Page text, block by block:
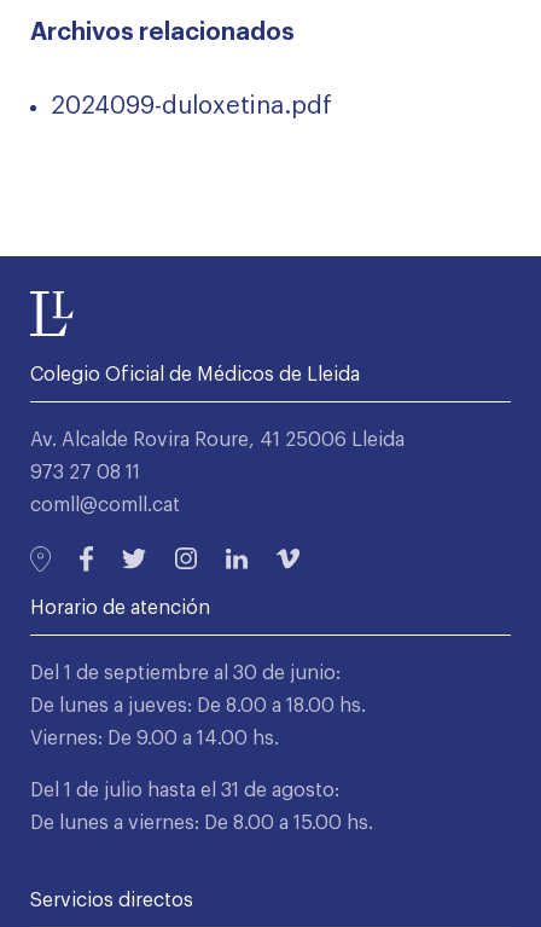
Archivos relacionados
2024099-duloxetina.pdf
Colegio Oficial de Médicos de Lleida
Av. Alcalde Rovira Roure, 41 25006 Lleida
973 27 08 11
comll@comll.cat
Horario de atención
Del 1 de septiembre al 30 de junio:
De lunes a jueves: De 8.00 a 18.00 hs.
Viernes: De 9.00 a 14.00 hs.
Del 1 de julio hasta el 31 de agosto:
De lunes a viernes: De 8.00 a 15.00 hs.
Servicios directos